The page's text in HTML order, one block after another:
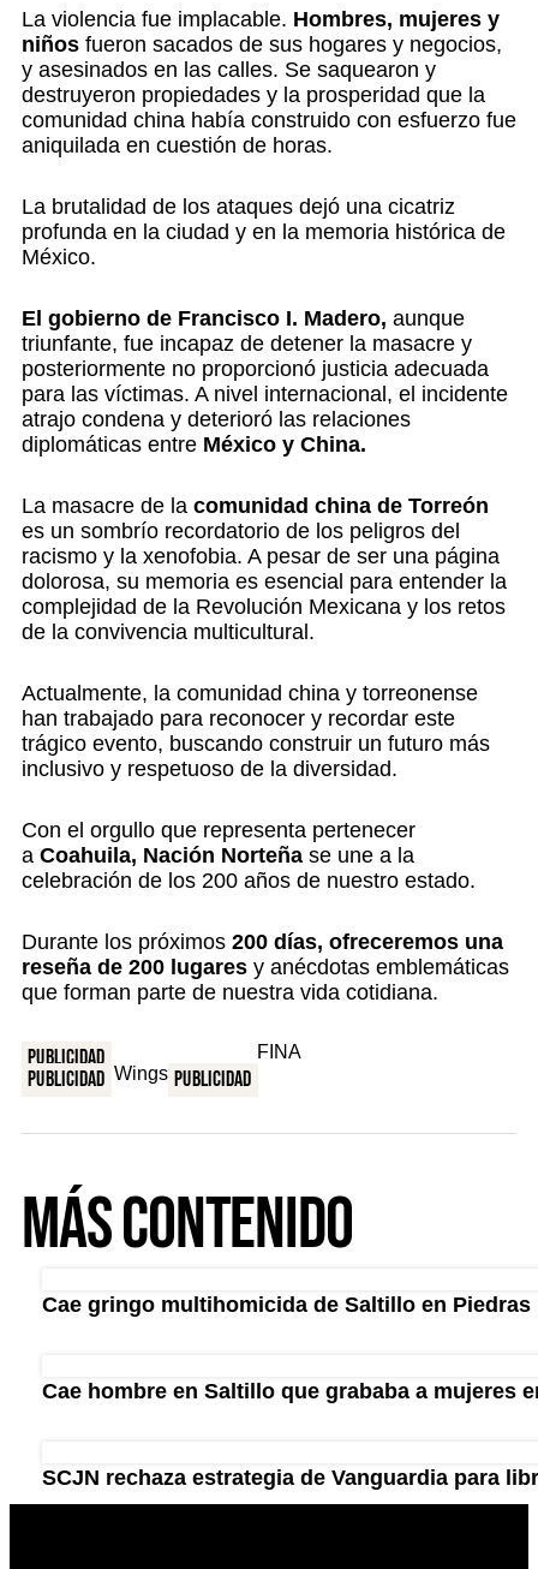
La violencia fue implacable. Hombres, mujeres y
niños fueron sacados de sus hogares y negocios,
y asesinados en las calles. Se saquearon y
destruyeron propiedades y la prosperidad que la
comunidad china había construido con esfuerzo fue
aniquilada en cuestión de horas.
La brutalidad de los ataques dejó una cicatriz
profunda en la ciudad y en la memoria histórica de
México.
El gobierno de Francisco I. Madero, aunque
triunfante, fue incapaz de detener la masacre y
posteriormente no proporcionó justicia adecuada
para las víctimas. A nivel internacional, el incidente
atrajo condena y deterioró las relaciones
diplomáticas entre México y China.
La masacre de la comunidad china de Torreón
es un sombrío recordatorio de los peligros del
racismo y la xenofobia. A pesar de ser una página
dolorosa, su memoria es esencial para entender la
complejidad de la Revolución Mexicana y los retos
de la convivencia multicultural.
Actualmente, la comunidad china y torreonense
han trabajado para reconocer y recordar este
trágico evento, buscando construir un futuro más
inclusivo y respetuoso de la diversidad.
Con el orgullo que representa pertenecer
a Coahuila, Nación Norteña se une a la
celebración de los 200 años de nuestro estado.
Durante los próximos 200 días, ofreceremos una
reseña de 200 lugares y anécdotas emblemáticas
que forman parte de nuestra vida cotidiana.
Publicidad
Publicidad
Publicidad
Más Contenido
Cae gringo multihomicida de Saltillo en Piedras
Cae hombre en Saltillo que grababa a mujeres
SCJN rechaza estrategia de Vanguardia para